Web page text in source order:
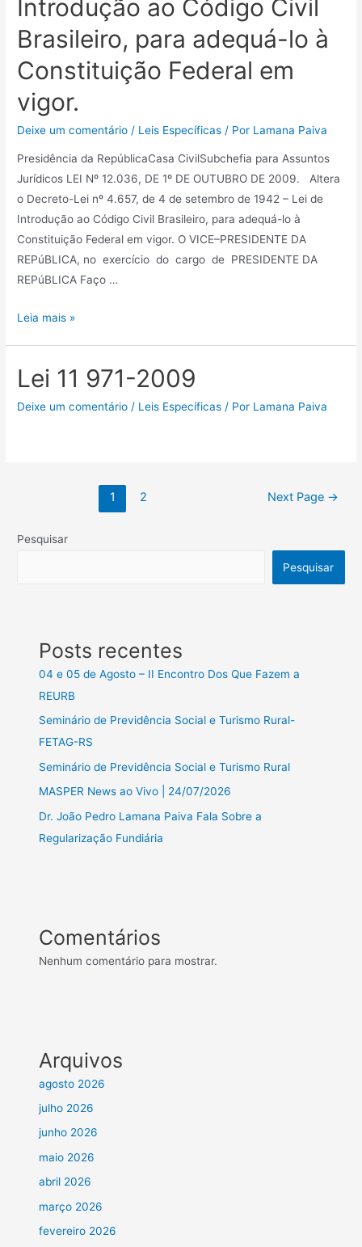
Introdução ao Código Civil
Brasileiro, para adequá-lo à
Constituição Federal em
vigor.
Deixe um comentário / Leis Específicas / Por Lamana Paiva
Presidência da RepúblicaCasa CivilSubchefia para Assuntos
Jurídicos LEI Nº 12.036, DE 1º DE OUTUBRO DE 2009. Altera
o Decreto-Lei nº 4.657, de 4 de setembro de 1942 – Lei de
Introdução ao Código Civil Brasileiro, para adequá-lo à
Constituição Federal em vigor. O VICE–PRESIDENTE DA
REPúBLICA, no exercício do cargo de PRESIDENTE DA
REPúBLICA Faço …
Leia mais »
Lei 11 971-2009
Deixe um comentário / Leis Específicas / Por Lamana Paiva
1 2 Next Page →
Pesquisar
Pesquisar
Posts recentes
04 e 05 de Agosto – II Encontro Dos Que Fazem a
REURB
Seminário de Previdência Social e Turismo Rural-
FETAG-RS
Seminário de Previdência Social e Turismo Rural
MASPER News ao Vivo | 24/07/2026
Dr. João Pedro Lamana Paiva Fala Sobre a
Regularização Fundiária
Comentários
Nenhum comentário para mostrar.
Arquivos
agosto 2026
julho 2026
junho 2026
maio 2026
abril 2026
março 2026
fevereiro 2026